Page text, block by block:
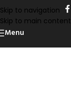
Skip to navigation
Skip to main content
Menu